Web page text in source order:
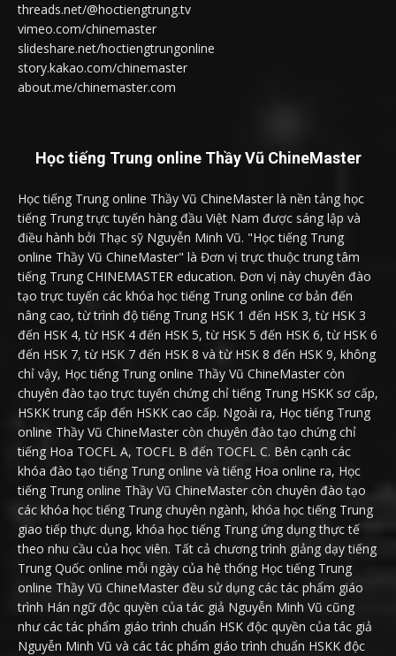
threads.net/@hoctiengtrung.tv
vimeo.com/chinemaster
slideshare.net/hoctiengtrungonline
story.kakao.com/chinemaster
about.me/chinemaster.com
Học tiếng Trung online Thầy Vũ ChineMaster
Học tiếng Trung online Thầy Vũ ChineMaster là nền tảng học
tiếng Trung trực tuyến hàng đầu Việt Nam được sáng lập và
điều hành bởi Thạc sỹ Nguyễn Minh Vũ. "Học tiếng Trung
online Thầy Vũ ChineMaster" là Đơn vị trực thuộc trung tâm
tiếng Trung CHINEMASTER education. Đơn vị này chuyên đào
tạo trực tuyến các khóa học tiếng Trung online cơ bản đến
nâng cao, từ trình độ tiếng Trung HSK 1 đến HSK 3, từ HSK 3
đến HSK 4, từ HSK 4 đến HSK 5, từ HSK 5 đến HSK 6, từ HSK 6
đến HSK 7, từ HSK 7 đến HSK 8 và từ HSK 8 đến HSK 9, không
chỉ vậy, Học tiếng Trung online Thầy Vũ ChineMaster còn
chuyên đào tạo trực tuyến chứng chỉ tiếng Trung HSKK sơ cấp,
HSKK trung cấp đến HSKK cao cấp. Ngoài ra, Học tiếng Trung
online Thầy Vũ ChineMaster còn chuyên đào tạo chứng chỉ
tiếng Hoa TOCFL A, TOCFL B đến TOCFL C. Bên cạnh các
khóa đào tạo tiếng Trung online và tiếng Hoa online ra, Học
tiếng Trung online Thầy Vũ ChineMaster còn chuyên đào tạo
các khóa học tiếng Trung chuyên ngành, khóa học tiếng Trung
giao tiếp thực dụng, khóa học tiếng Trung ứng dụng thực tế
theo nhu cầu của học viên. Tất cả chương trình giảng dạy tiếng
Trung Quốc online mỗi ngày của hệ thống Học tiếng Trung
online Thầy Vũ ChineMaster đều sử dụng các tác phẩm giáo
trình Hán ngữ độc quyền của tác giả Nguyễn Minh Vũ cũng
như các tác phẩm giáo trình chuẩn HSK độc quyền của tác giả
Nguyễn Minh Vũ và các tác phẩm giáo trình chuẩn HSKK độc